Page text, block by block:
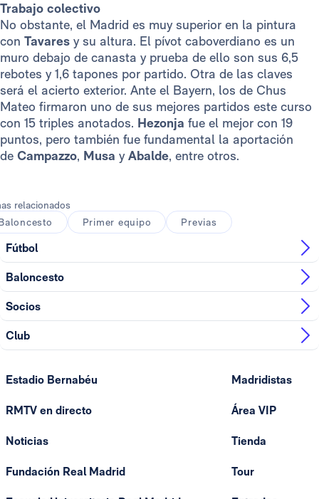
Trabajo colectivo
No obstante, el Madrid es muy superior en la pintura
con Tavares y su altura. El pívot caboverdiano es un
muro debajo de canasta y prueba de ello son sus 6,5
rebotes y 1,6 tapones por partido. Otra de las claves
será el acierto exterior. Ante el Bayern, los de Chus
Mateo firmaron uno de sus mejores partidos este curso
con 15 triples anotados. Hezonja fue el mejor con 19
puntos, pero también fue fundamental la aportación
de Campazzo, Musa yAbalde, entre otros.
relacionados
Primer equipo Previas
Fútbol
Baloncesto
Socios
Club
Estadio Bernabéu
RMTV en directo
Noticias
Fundación Real Madrid
Madridistas
Área VIP
Tienda
Tour